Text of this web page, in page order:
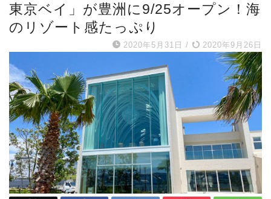
東京ベイ」が豊洲に9/25オープン！海
のリゾート感たっぷり
2020年5月31日 / 2020年9月26日